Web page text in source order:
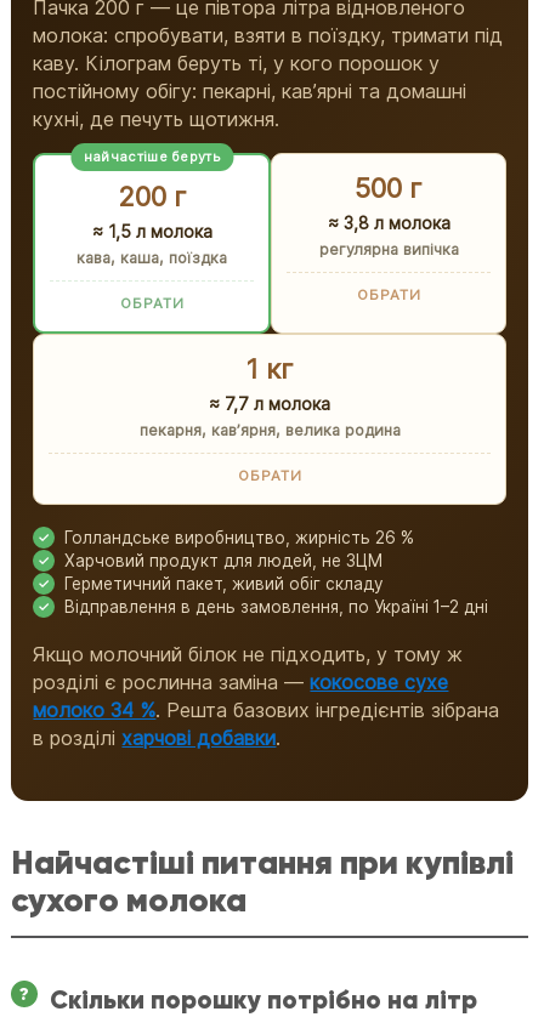
Пачка 200 г — це півтора літра відновленого
молока: спробувати, взяти в поїздку, тримати під
каву. Кілограм беруть ті, у кого порошок у
постійному обігу: пекарні, кавʼярні та домашні
кухні, де печуть щотижня.
найчастіше беруть
200 г
≈ 1,5 л молока
кава, каша, поїздка
ОБРАТИ
500 г
≈ 3,8 л молока
регулярна випічка
ОБРАТИ
1 кг
≈ 7,7 л молока
пекарня, кавʼярня, велика родина
ОБРАТИ
Голландське виробництво, жирність 26 %
Харчовий продукт для людей, не ЗЦМ
Герметичний пакет, живий обіг складу
Відправлення в день замовлення, по Україні 1–2 дні
Якщо молочний білок не підходить, у тому ж
розділі є рослинна заміна —кокосове сухе
молоко 34 %. Решта базових інгредієнтів зібрана
в розділіхарчові добавки.
Найчастіші питання при купівлі
сухого молока
Скільки порошку потрібно на літр